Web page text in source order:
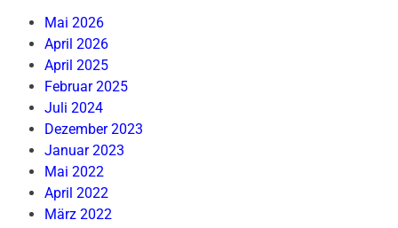
Mai 2026
April 2026
April 2025
Februar 2025
Juli 2024
Dezember 2023
Januar 2023
Mai 2022
April 2022
März 2022